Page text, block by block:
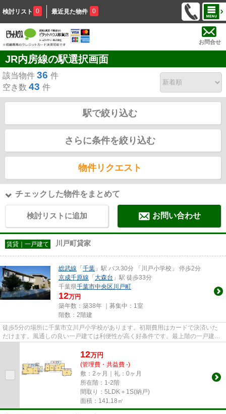
検討リスト 0 最近見た物件 0
お問合せ
JR内房線の駅選択画面
該当物件 36 件
空き数 43 件
駅で絞り込む
さらに条件を絞り込む
物件リクエスト
チェックした物件をまとめて
検討リストに追加 お問い合わせ
賃貸｜一戸建て 川戸町貸家
総武線 「 千葉 」駅 バス30分 「川戸小学校」 停歩2分
京成千原線 「 大森台 」駅 徒歩33分
千葉県千葉市中央区 川戸町
12万円
築年数：築38年 ｜募集中： 1室
階数：2階建
徒歩5分の場所に千葉市立川戸小学校があります。初期費用はカードで決済いた
だけます。風通しの良い一戸建ては利便性が高く好条件です。最上階の一戸建て
12万円
(管理費・共益費 -)
敷：2ヶ月｜礼：0ヶ月
所在階：1-2階
間取り：5LDK＋1S(納戸)
面積：141.18㎡